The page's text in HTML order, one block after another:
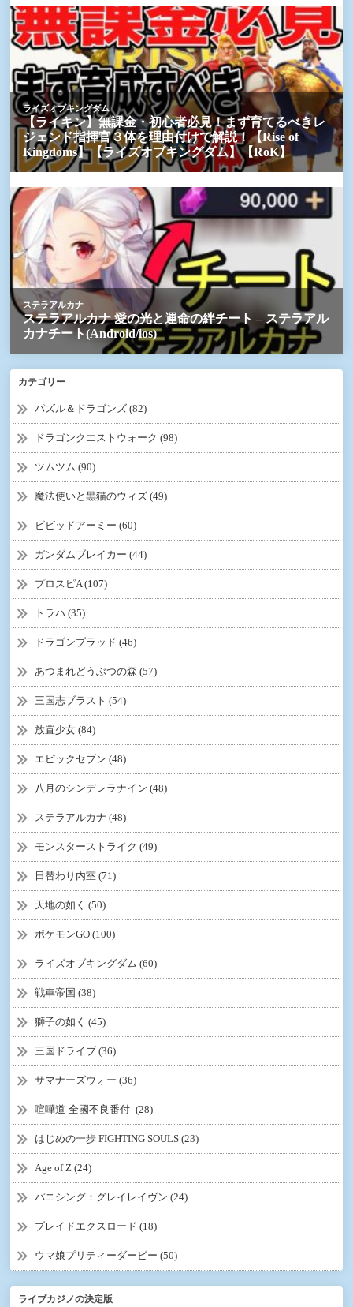
カテゴリー
パズル＆ドラゴンズ (82)
ドラゴンクエストウォーク (98)
ツムツム (90)
魔法使いと黒猫のウィズ (49)
ビビッドアーミー (60)
ガンダムブレイカー (44)
プロスピA (107)
トラハ (35)
ドラゴンブラッド (46)
あつまれどうぶつの森 (57)
三国志ブラスト (54)
放置少女 (84)
エピックセブン (48)
八月のシンデレラナイン (48)
ステラアルカナ (48)
モンスターストライク (49)
日替わり内室 (71)
天地の如く (50)
ポケモンGO (100)
ライズオブキングダム (60)
戦車帝国 (38)
獅子の如く (45)
三国ドライブ (36)
サマナーズウォー (36)
喧嘩道-全國不良番付- (28)
はじめの一歩 FIGHTING SOULS (23)
Age of Z (24)
パニシング：グレイレイヴン (24)
ブレイドエクスロード (18)
ウマ娘プリティーダービー (50)
ライブカジノの決定版